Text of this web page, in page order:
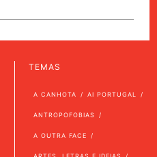
TEMAS
A CANHOTA AI PORTUGAL
ANTROPOFOBIAS
A OUTRA FACE